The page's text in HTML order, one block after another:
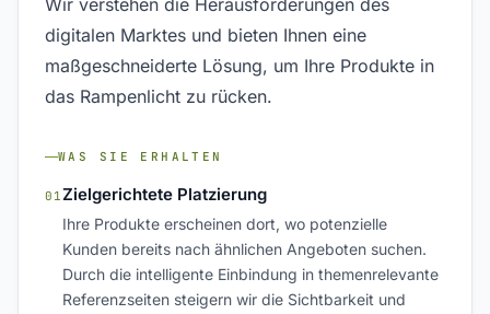
digitalen Marktes und bieten Ihnen eine
maßgeschneiderte Lösung, um Ihre Produkte in
das Rampenlicht zu rücken.
WAS SIE ERHALTEN
01Zielgerichtete Platzierung
Ihre Produkte erscheinen dort, wo potenzielle
Kunden bereits nach ähnlichen Angeboten suchen.
Durch die intelligente Einbindung in themenrelevante
Referenzseiten steigern wir die Sichtbarkeit und